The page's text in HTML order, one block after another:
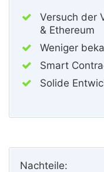
Versuch der
& Ethereum
Weniger
Smart
Solide
Nachteile: